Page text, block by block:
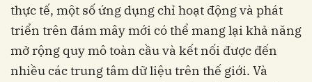
thực tế, một số ứng dụng chỉ hoạt động và phát
triển trên đám mây mới có thể mang lại khả năng
mở rộng quy mô toàn cầu và kết nối được đến
nhiều các trung tâm dữ liệu trên thế giới. Và